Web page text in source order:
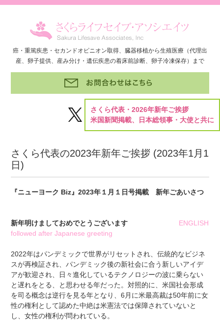
癌・重篤疾患・セカンドオピニオン取得、臓器移植から生殖医療（代理出
産、卵子提供、産み分け・遺伝疾患の着床前診断、卵子冷凍保存）まで
さくら代表・2026年新年ご挨拶
米国新聞掲載、日本総領事・大使と共に
さくら代表の2023年新年ご挨拶 (2023年1月1
日)
『ニューヨーク Biz』2023年１月１日号掲載 新年ごあいさつ
新年明けましておめでとうございます ENGLISH
followed after Japanese greeting
2022年はパンデミックで世界がリセットされ、伝統的なビジネ
スが再検証され、パンデミック後の新社会に合う新しいアイデ
アが歓迎され、日々進化しているテクノロジーの波に乗らない
と遅れをとる、と思わせる年だった。対照的に、米国社会形成
を司る概念は逆行を見る年となり、6月に米最高裁は50年前に女
性の権利として認めた中絶は米憲法では保障されていないと
し、女性の権利が問われている。